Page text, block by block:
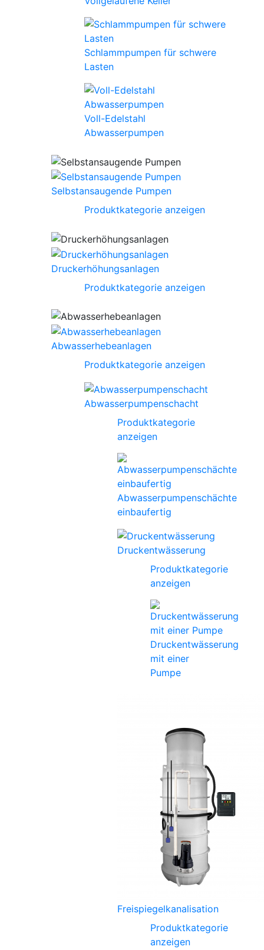
Schlammpumpen für schwere
Lasten
Voll-Edelstahl
Abwasserpumpen
Selbstansaugende Pumpen
Produktkategorie anzeigen
Druckerhöhungsanlagen
Produktkategorie anzeigen
Abwasserhebeanlagen
Produktkategorie anzeigen
Abwasserpumpenschacht
Produktkategorie
anzeigen
Abwasserpumpenschächte
einbaufertig
Druckentwässerung
Produktkategorie
anzeigen
Druckentwässerung
mit einer
Pumpe
Freispiegelkanalisation
Produktkategorie
anzeigen